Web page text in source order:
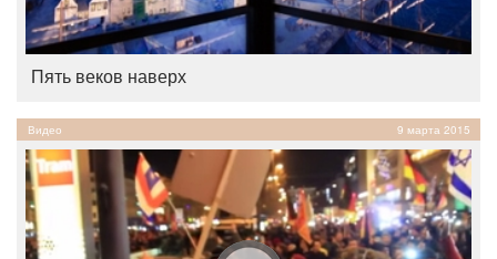
Пять веков наверх
Видео 9 марта 2015